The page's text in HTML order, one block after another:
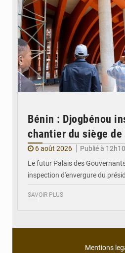
Bénin : Djogbénou
chantier du siège de
6 août 2026
Publié à 12h10
Le futur Palais des
inspection d'envergure du
SAVOIR PLUS
Mentions